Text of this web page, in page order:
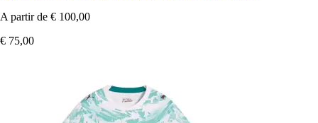
A partir de € 100,00
€ 75,00